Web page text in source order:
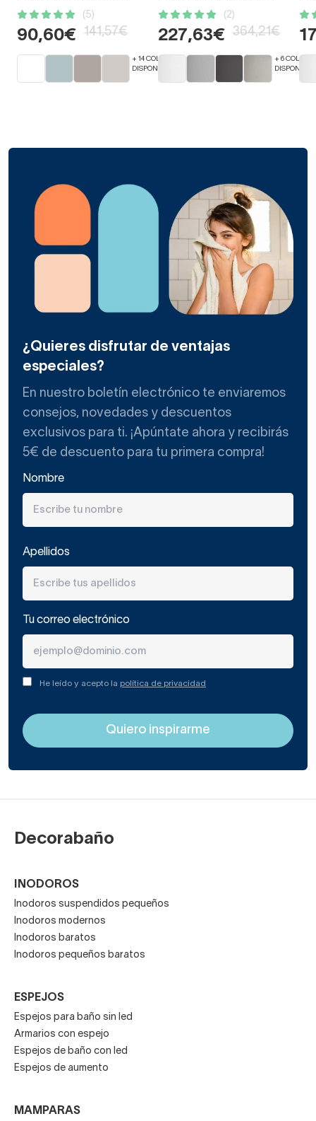
(5)
90,60€ 141,57€
+ 14 COLORES
DISPONIBLES
(2)
227,63€ 364,21€
+ 6
¿Quieres disfrutar de ventajas
especiales?
En nuestro boletín electrónico te enviaremos
consejos, novedades y descuentos
exclusivos para ti. ¡Apúntate ahora y recibirás
5€ de descuento para tu primera compra!
Nombre
Apellidos
Tu correo electrónico
He leído y acepto la política de privacidad
Decorabaño
INODOROS
Inodoros suspendidos pequeños
Inodoros modernos
Inodoros baratos
Inodoros pequeños baratos
ESPEJOS
Espejos para baño sin led
Armarios con espejo
Espejos de baño con led
Espejos de aumento
MAMPARAS